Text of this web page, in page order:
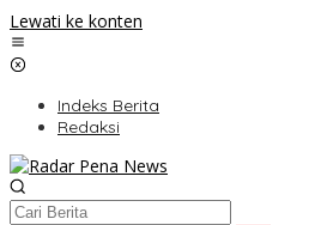
Lewati ke konten
Indeks Berita
Redaksi